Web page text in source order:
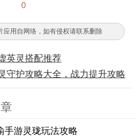
0
应用自网络，如有侵权请联系删除
英灵搭配推荐
守护攻略大全，战力提升攻略
手游灵珑玩法攻略